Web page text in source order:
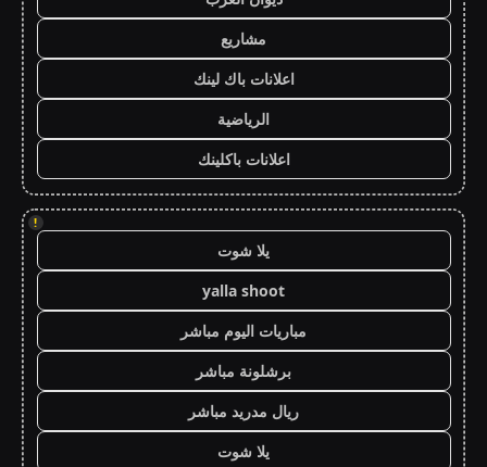
مشاريع
اعلانات باك لينك
الرياضية
اعلانات باكلينك
!
يلا شوت
yalla shoot
مباريات اليوم مباشر
برشلونة مباشر
ريال مدريد مباشر
يلا شوت